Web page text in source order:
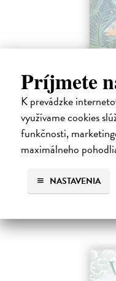
Príjmete
K prevádzke
využívame cookies
funkčnosti,
maximálneho
NASTAVENIA
Môj prvý deň na
Millard Will| Kniha
V bohato ilustrovanej
dôležité informácie, ktoré
prvú rybačku. Autor knihy
moderátor…
Na sklade ?
13,90 €
14,95 € ?